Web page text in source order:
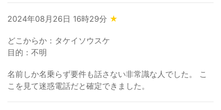
2024年08月26日 16時29分 ★
どこからか：タケイソウスケ
目的：不明
名前しか名乗らず要件も話さない非常識な人でした。 こ
こを見て迷惑電話だと確定できました。